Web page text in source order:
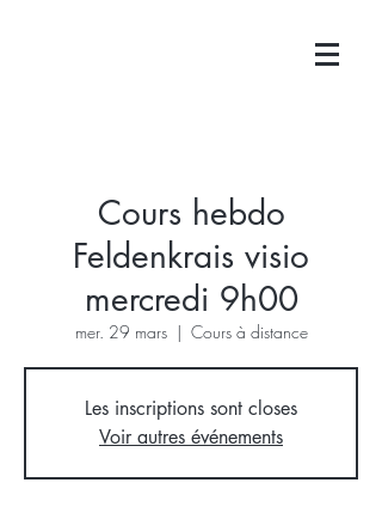
Cours hebdo
Feldenkrais visio
mercredi 9h00
mer. 29 mars
  |
Cours à distance
Les inscriptions sont closes
Voir autres événements